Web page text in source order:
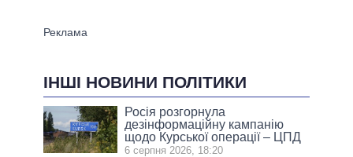
ІНШІ НОВИНИ ПОЛІТИКИ
Росія розгорнула
дезінформаційну кампанію
щодо Курської операції – ЦПД
6 серпня 2026, 18:20